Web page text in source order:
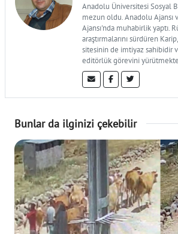
Anadolu Üniversitesi Sosyal
mezun oldu. Anadolu Ajansı
Ajansı'nda muhabirlik yaptı.
araştırmalarını sürdüren
sitesinin de imtiyaz sahibidir
editörlük görevini
Bunlar da ilginizi çekebilir